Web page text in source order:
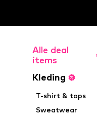
Alle deal
items
Kleding
T-shirt & tops
Sweatwear